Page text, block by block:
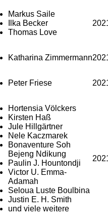
Markus Saile
Ilka Becker
Thomas Love
Katharina Zimmermann
Peter Friese
Hortensia Völckers
Kirsten Haß
Jule Hillgärtner
Nele Kaczmarek
Bonaventure Soh
Bejeng Ndikung
Paulin J. Hountondji
Victor U. Emma-
Adamah
Seloua Luste Boulbina
Justin E. H. Smith
und viele weitere